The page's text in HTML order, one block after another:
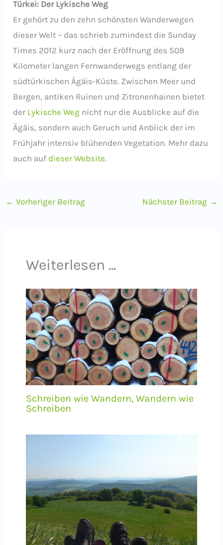
Türkei: Der Lykische Weg
Er gehört zu den zehn schönsten Wanderwegen
dieser Welt – das schrieb zumindest die Sunday
Times 2012 kurz nach der Eröffnung des 509
Kilometer langen Fernwanderwegs entlang der
südtürkischen Ägäis-Küste. Zwischen Meer und
Bergen, antiken Ruinen und Zitronenhainen bietet
der Lykische Weg nicht nur die Ausblicke auf die
Ägäis, sondern auch Geruch und Anblick der im
Frühjahr intensiv blühenden Vegetation. Mehr dazu
auch auf dieser Website.
← Vorheriger Beitrag Nächster Beitrag →
Weiterlesen ...
Schreiben wie Wandern, Wandern wie
Schreiben